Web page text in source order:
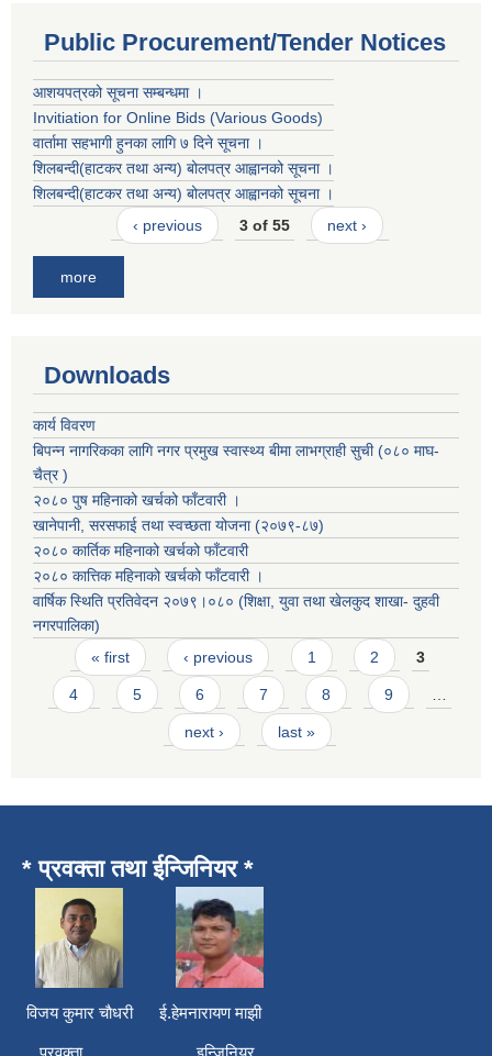
Public Procurement/Tender Notices
आशयपत्रको सूचना सम्बन्धमा ।
Invitiation for Online Bids (Various Goods)
वार्तामा सहभागी हुनका लागि ७ दिने सूचना ।
शिलबन्दी(हाटकर तथा अन्य) बोलपत्र आह्वानको सूचना ।
शिलबन्दी(हाटकर तथा अन्य) बोलपत्र आह्वानको सूचना ।
‹ previous
3 of 55 next ›
more
Downloads
कार्य विवरण
बिपन्न नागरिकका लागि नगर प्रमुख स्वास्थ्य बीमा लाभग्राही सुची (०८० माघ-
चैत्र )
२०८० पुष महिनाको खर्चको फाँटवारी ।
खानेपानी, सरसफाई तथा स्वच्छता योजना (२०७९-८७)
२०८० कार्तिक महिनाको खर्चको फाँटवारी
२०८० कात्तिक महिनाको खर्चको फाँटवारी ।
वार्षिक स्थिति प्रतिवेदन २०७९।०८० (शिक्षा, युवा तथा खेलकुद शाखा- दुहवी
नगरपालिका)
Pages
« first ‹ previous 1 2 3
4 5 6 7 8 9
next › last »
* प्रवक्ता तथा ईन्जिनियर *
विजय कुमार चाैधरी ई.हेमनारायण माझी